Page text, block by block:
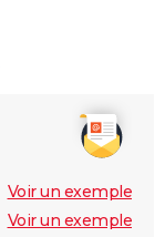
Voir un exemple
Voir un exemple